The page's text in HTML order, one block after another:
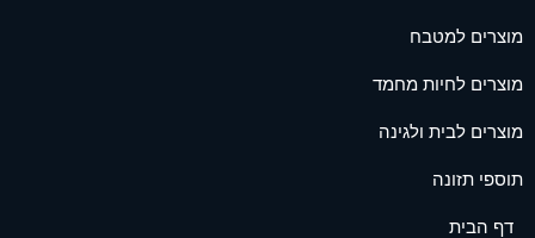
מוצרים למטבח
מוצרים לחיות מחמד
מוצרים לבית ולגינה
תוספי תזונה
דף הבית